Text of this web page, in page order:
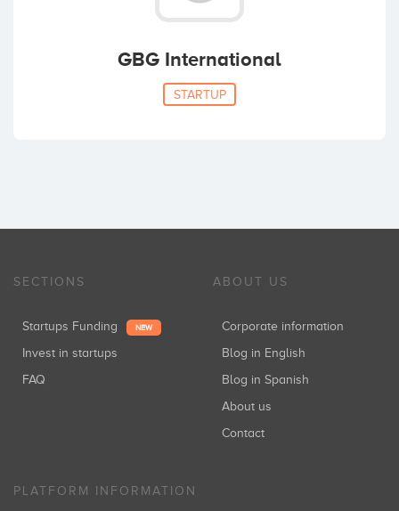
GBG International
STARTUP
SECTIONS
Startups Funding NEW
Invest in startups
FAQ
ABOUT US
Corporate information
Blog in English
Blog in Spanish
About us
Contact
PLATFORM INFORMATION